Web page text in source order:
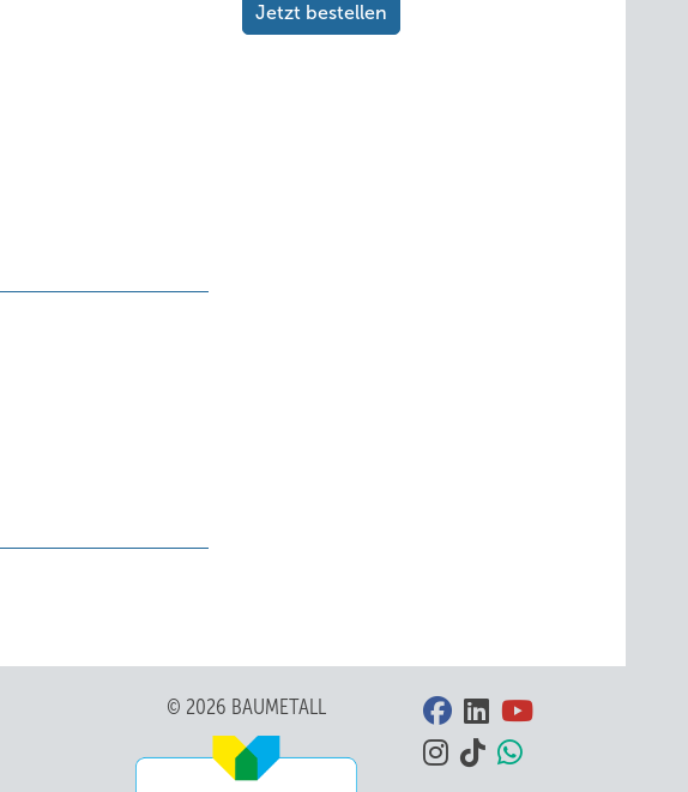
Jetzt bestellen
© 2026 BAUMETALL